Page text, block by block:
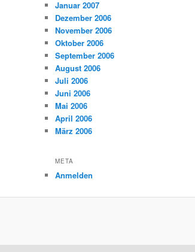
Januar 2007
Dezember 2006
November 2006
Oktober 2006
September 2006
August 2006
Juli 2006
Juni 2006
Mai 2006
April 2006
März 2006
META
Anmelden